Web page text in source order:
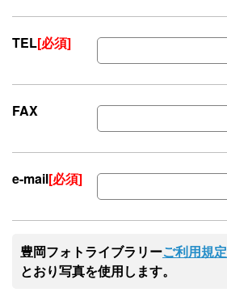
TEL[必須]
FAX
e-mail[必須]
豊岡フォトライブラリーご利用規定
とおり写真を使用します。